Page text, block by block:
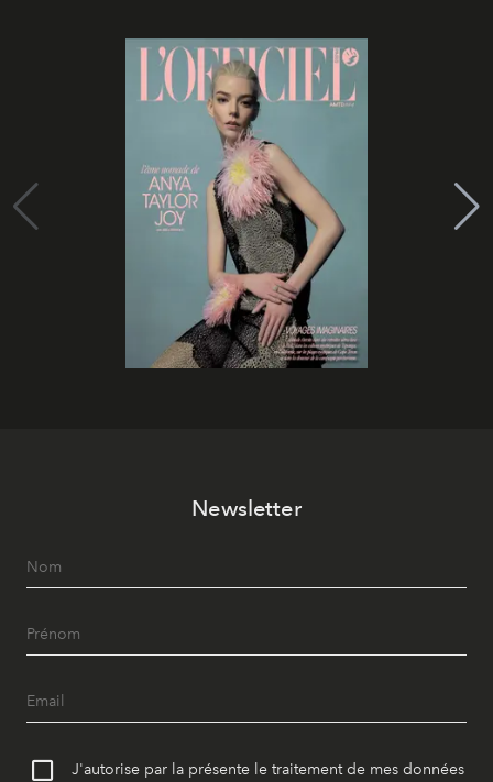
Newsletter
J'autorise par la présente le traitement de mes données